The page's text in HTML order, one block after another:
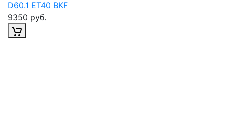
D60.1 ET40 BKF
9350 руб.